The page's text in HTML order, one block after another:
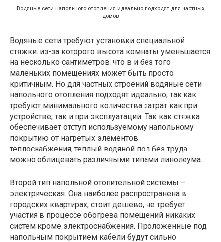
Водяные сети напольного отопления идеально подходят для частных
домов
Водяные сети требуют установки специальной
стяжки, из-за которого высота комнаты уменьшается
на несколько сантиметров, что в и без того
маленьких помещениях может быть просто
критичным. Но для частных строений водяные сети
напольного отопления подходят идеально, так как
требуют минимального количества затрат как при
устройстве, так и при эксплуатации. Так как стяжка
обеспечивает отступ используемому напольному
покрытию от нагретых элементов
теплоснабжения, теплый водяной пол без труда
можно облицевать различными типами линолеума.
Второй тип напольной отопительной системы –
электрическая. Она наиболее распространена в
городских квартирах, стоит дешево, не требует
участия в процессе обогрева помещений никаких
систем кроме электроснабжения. Проложенные под
напольным покрытием кабели будут сильно